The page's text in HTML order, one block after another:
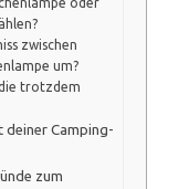
zwischen
um?
trotzdem
deiner Camping-
zum